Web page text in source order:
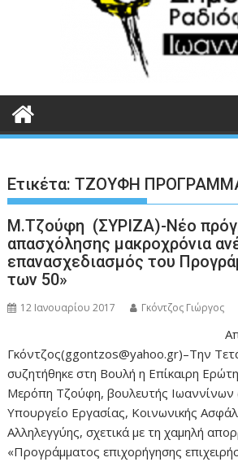
Ετικέτα:ΤΖΟΥΦΗ
Μ.Τζούφη (ΣΥΡΙΖΑ)-Νέο
απασχόλησης μακροχρόνια
επανασχεδιασμός του
των 50»
12 Ιανουαρίου 2017 Γκόντζος Γιώργος
Γκόντζος(ggontzos@yahoo.gr)–Την
συζητήθηκε στη Βουλή η Επίκαιρη
Μερόπη Τζούφη, βουλευτής Ιωαννίνων
Υπουργείο Εργασίας, Κοινωνικής
Αλληλεγγύης, σχετικά με τη χαμηλή
«Προγράμματος επιχορήγησης